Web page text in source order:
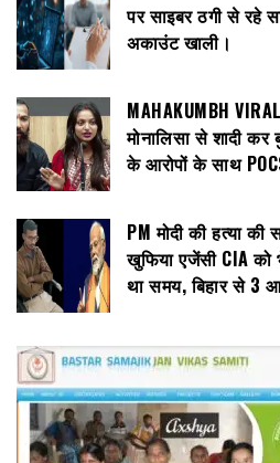
पर साइबर ठगी से रहे
अकाउंट खाली।
MAHAKUMBH
मोनालिसा से शादी
के आरोपों के साथ
PM मोदी की हत्या
खुफिया एजेंसी CIA को
था समय, बिहार से 3